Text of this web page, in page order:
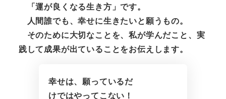
「運が良くなる生き方」です。
人間誰でも、幸せに生きたいと願うもの。
そのために大切なことを、私が学んだこと、実
践して成果が出ていることをお伝えします。
幸せは、願っているだ
けではやってこない！